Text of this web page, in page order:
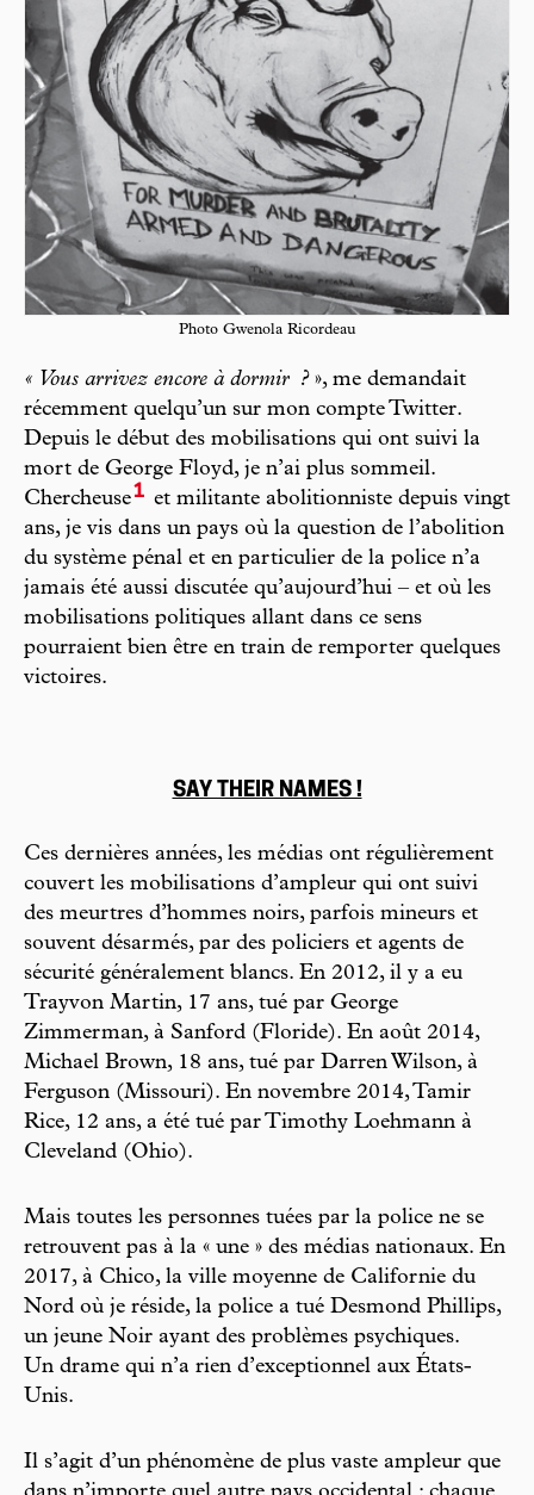
Photo Gwenola Ricordeau
« Vous arrivez encore à dormir ?», me demandait
récemment quelqu’un sur mon compte Twitter.
Depuis le début des mobilisations qui ont suivi la
mort de George Floyd, je n’ai plus sommeil.
Chercheuse1 et militante abolitionniste depuis vingt
ans, je vis dans un pays où la question de l’abolition
du système pénal et en particulier de la police n’a
jamais été aussi discutée qu’aujourd’hui – et où les
mobilisations politiques allant dans ce sens
pourraient bien être en train de remporter quelques
victoires.
SAY THEIR NAMES !
Ces dernières années, les médias ont régulièrement
couvert les mobilisations d’ampleur qui ont suivi
des meurtres d’hommes noirs, parfois mineurs et
souvent désarmés, par des policiers et agents de
sécurité généralement blancs. En 2012, il y a eu
Trayvon Martin, 17 ans, tué par George
Zimmerman, à Sanford (Floride). En août 2014,
Michael Brown, 18 ans, tué par Darren Wilson, à
Ferguson (Missouri). En novembre 2014, Tamir
Rice, 12 ans, a été tué par Timothy Loehmann à
Cleveland (Ohio).
Mais toutes les personnes tuées par la police ne se
retrouvent pas à la « une » des médias nationaux. En
2017, à Chico, la ville moyenne de Californie du
Nord où je réside, la police a tué Desmond Phillips,
un jeune Noir ayant des problèmes psychiques.
Un drame qui n’a rien d’exceptionnel aux États-
Unis.
Il s’agit d’un phénomène de plus vaste ampleur que